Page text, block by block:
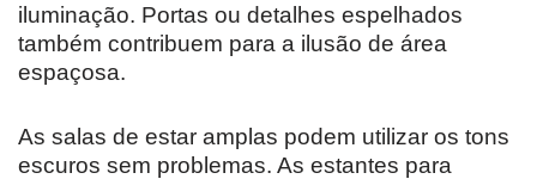
iluminação. Portas ou detalhes espelhados
também contribuem para a ilusão de área
espaçosa.
As salas de estar amplas podem utilizar os tons
escuros sem problemas. As estantes para